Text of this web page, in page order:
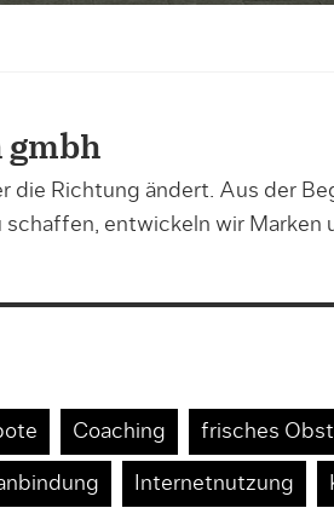
gmbh
die Richtung ändert. Aus der
schaffen, entwickeln wir Marken
Coaching frisches Obst
Internetnutzung